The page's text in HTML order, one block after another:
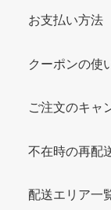
お支払い方法
クーポンの使
ご注文のキャ
不在時の再配
配送エリア一